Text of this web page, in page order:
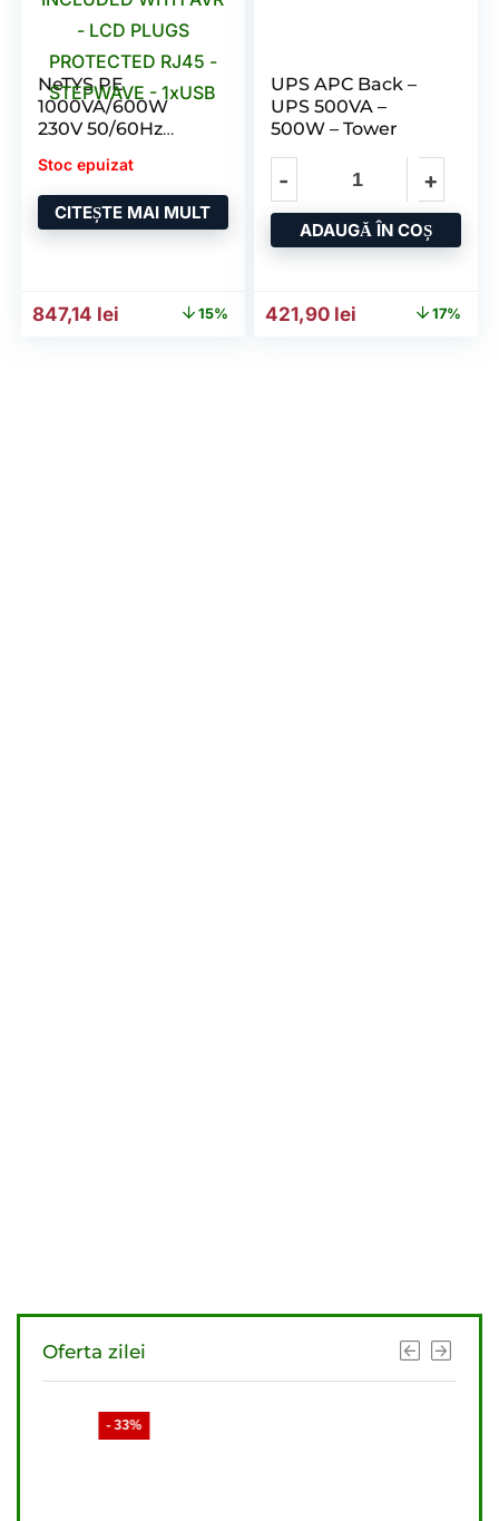
NeTYS PE
1000VA/600W
230V 50/60Hz
INCLUDED WITH
AVR – LCD PLUGS
PROTECTED RJ45
Stoc epuizat
CITEȘTE MAI MULT
Prețul inițial a fost: 991,70 lei.
847,14 lei Prețul curent este: 847,14 lei.
15%
UPS APC Back –
UPS 500VA –
500W – Tower
ADAUGĂ ÎN COȘ
Prețul inițial a fost:
421,90 lei Prețul curent
17%
Oferta zilei